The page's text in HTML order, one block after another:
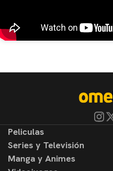
Peliculas
Noticias
Reseñas
Series y Televisión
Noticias
Manga y Animes